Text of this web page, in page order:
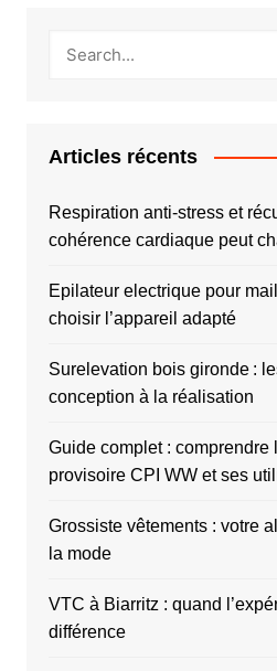
Articles récents
Respiration anti-stress et
cohérence cardiaque peut
Epilateur electrique pour
choisir l’appareil adapté
Surelevation bois gironde :
conception à la réalisation
Guide complet : comprendre
provisoire CPI WW et ses
Grossiste vêtements : votre
la mode
VTC à Biarritz : quand
différence